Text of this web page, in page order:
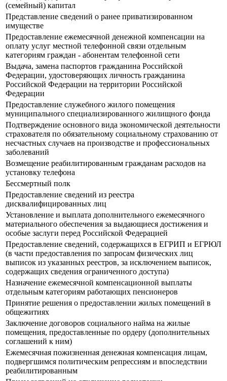
(семейный) капитал
Представление сведений о ранее приватизированном
имуществе
Предоставление ежемесячной денежной компенсации на
оплату услуг местной телефонной связи отдельным
категориям граждан - абонентам телефонной сети
Выдача, замена паспортов гражданина Российской
Федерации, удостоверяющих личность гражданина
Российской Федерации на территории Российской
Федерации
Предоставление служебного жилого помещения
муниципального специализированного жилищного фонда
Подтверждение основного вида экономической деятельности
страхователя по обязательному социальному страхованию от
несчастных случаев на производстве и профессиональных
заболеваний
Возмещение реабилитированным гражданам расходов на
установку телефона
Бессмертный полк
Предоставление сведений из реестра
дисквалифицированных лиц
Установление и выплата дополнительного ежемесячного
материального обеспечения за выдающиеся достижения и
особые заслуги перед Российской Федерацией
Предоставление сведений, содержащихся в ЕГРИП и ЕГРЮЛ
(в части предоставления по запросам физических лиц
выписок из указанных реестров, за исключением выписок,
содержащих сведения ограниченного доступа)
Назначение ежемесячной компенсационной выплаты
отдельным категориям работающих пенсионеров
Принятие решения о предоставлении жилых помещений в
общежитиях
Заключение договоров социального найма на жилые
помещения, предоставленные по ордеру (дополнительных
соглашений к ним)
Ежемесячная пожизненная денежная компенсация лицам,
подвергшимся политическим репрессиям и впоследствии
реабилитированным